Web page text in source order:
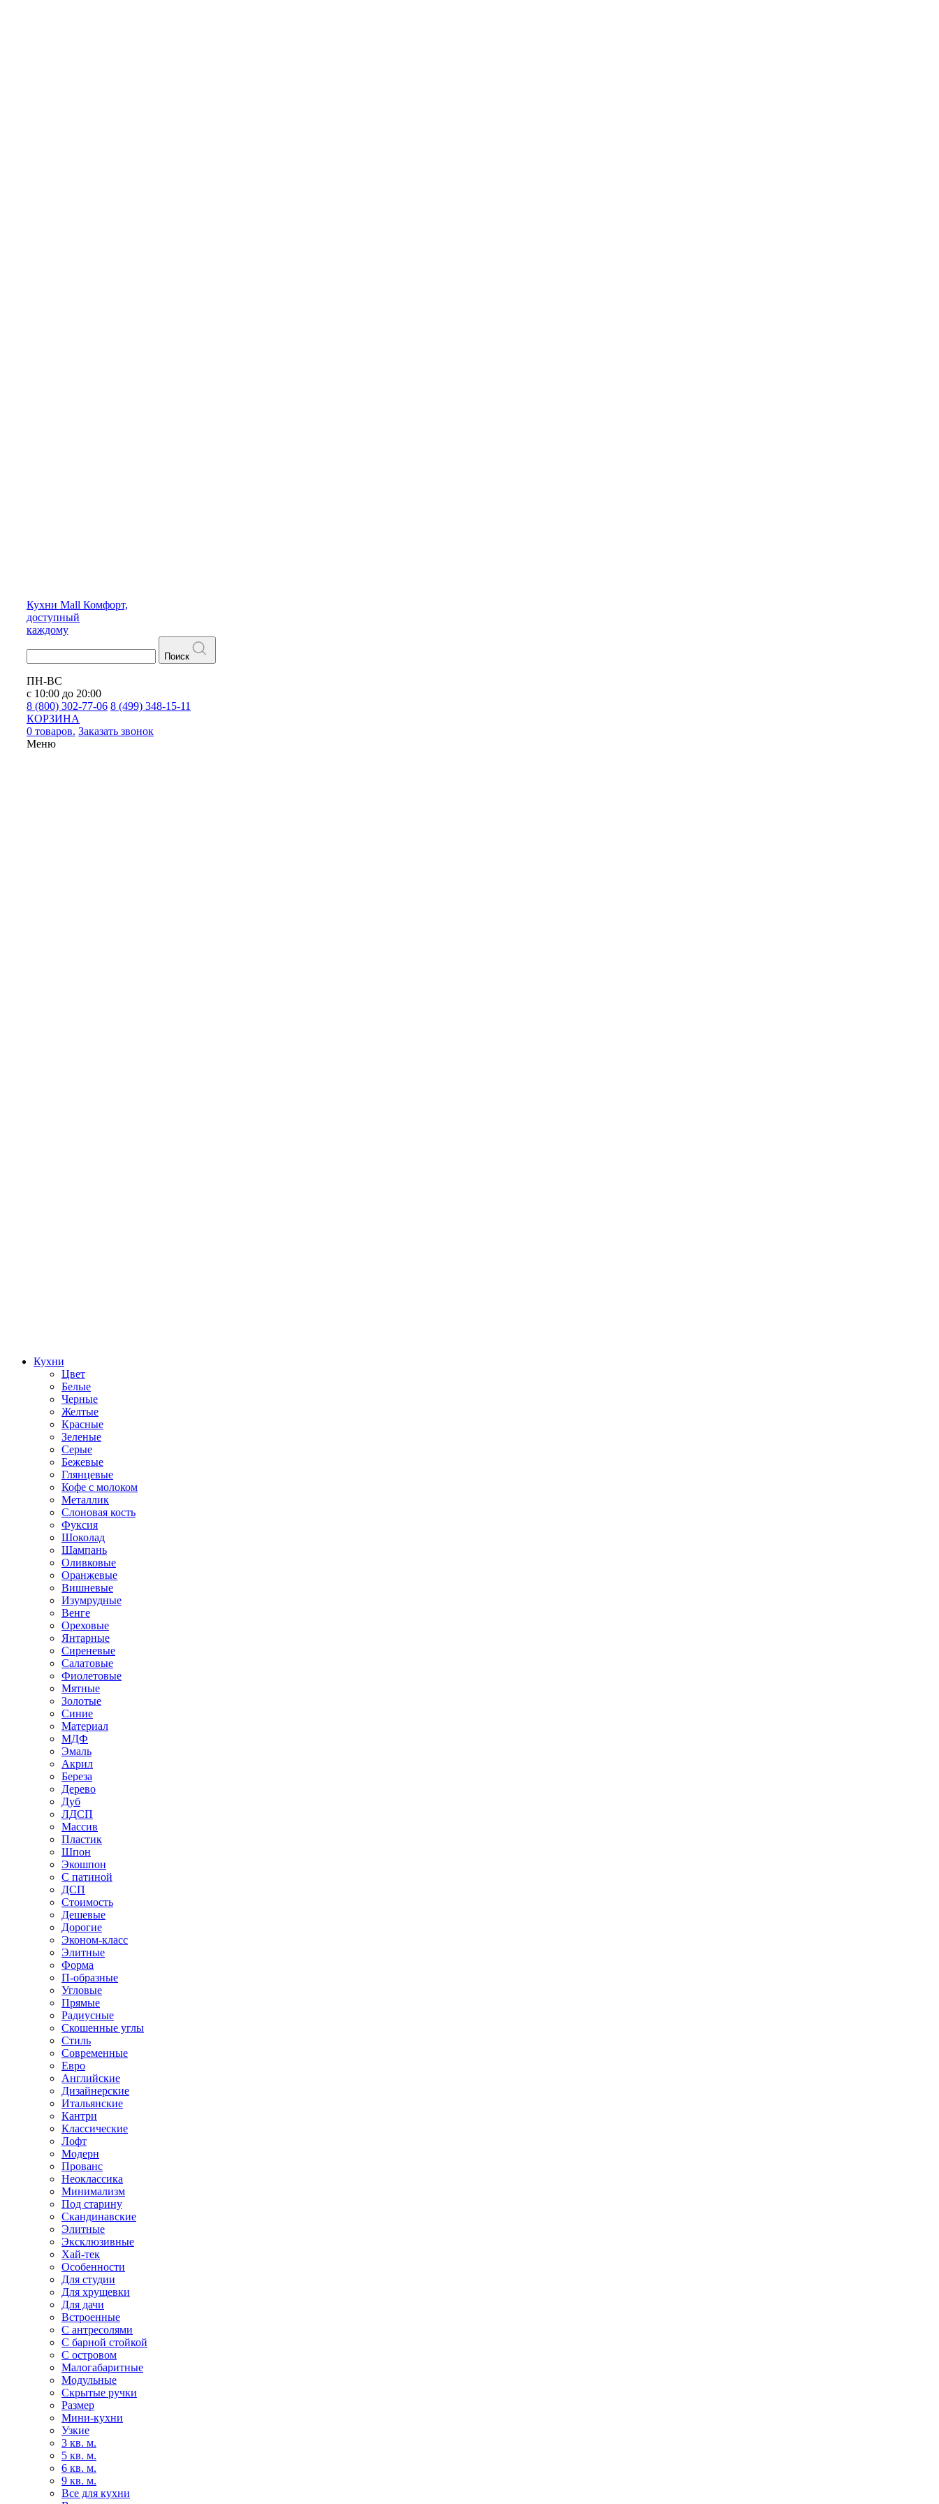
Кухни Mall Комфорт,
доступный
каждому
Поиск
ПН-ВС
с 10:00 до 20:00
8 (800) 302-77-06 8 (499) 348-15-11
КОРЗИНА
0 товаров. Заказать звонок
Меню
Кухни
Цвет
Белые
Черные
Желтые
Красные
Зеленые
Серые
Бежевые
Глянцевые
Кофе с молоком
Металлик
Слоновая кость
Фуксия
Шоколад
Шампань
Оливковые
Оранжевые
Вишневые
Изумрудные
Венге
Ореховые
Янтарные
Сиреневые
Салатовые
Фиолетовые
Мятные
Золотые
Синие
Материал
МДФ
Эмаль
Акрил
Береза
Дерево
Дуб
ЛДСП
Массив
Пластик
Шпон
Экошпон
С патиной
ДСП
Стоимость
Дешевые
Дорогие
Эконом-класс
Элитные
Форма
П-образные
Угловые
Прямые
Радиусные
Скошенные углы
Стиль
Современные
Евро
Английские
Дизайнерские
Итальянские
Кантри
Классические
Лофт
Модерн
Прованс
Неоклассика
Минимализм
Под старину
Скандинавские
Элитные
Эксклюзивные
Хай-тек
Особенности
Для студии
Для хрущевки
Для дачи
Встроенные
С антресолями
С барной стойкой
С островом
Малогабаритные
Модульные
Скрытые ручки
Размер
Мини-кухни
Узкие
3 кв. м.
5 кв. м.
6 кв. м.
9 кв. м.
Все для кухни